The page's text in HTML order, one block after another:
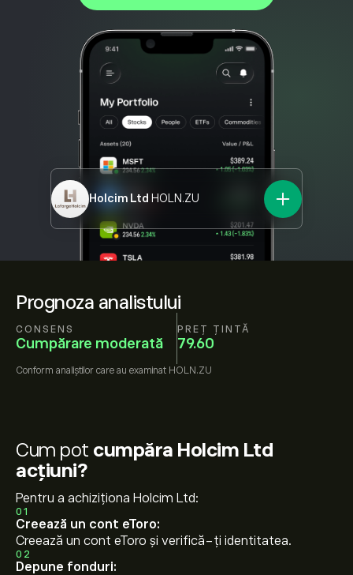
Prognoza analistului
CONSENS
Cumpărare moderată
PREȚ ȚINTĂ
79.60
Conform analiștilor care au examinat HOLN.ZU
Holcim Ltd HOLN.ZU
Cum pot cumpăra Holcim Ltd
acțiuni?
Pentru a achiziționa Holcim Ltd:
01
Creează un cont eToro:
Creează un cont eToro și verifică-ți identitatea.
02
Depune fonduri: